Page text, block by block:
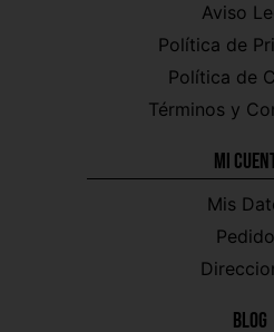
Aviso
Política de
Política de
Términos y
Mi
Mis
Blog